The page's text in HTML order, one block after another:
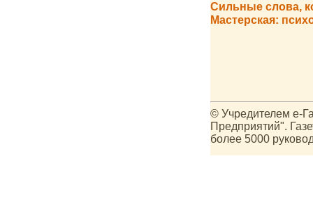
Сильные слова,
Мастерская:
© Учредителем е-
Предприятий".
более 5000